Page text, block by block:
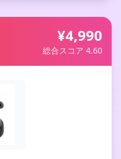
¥4,990
総合スコア 4.60